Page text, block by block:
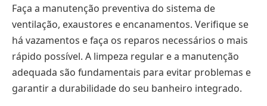
Faça a manutenção preventiva do sistema de
ventilação, exaustores e encanamentos. Verifique se
há vazamentos e faça os reparos necessários o mais
rápido possível. A limpeza regular e a manutenção
adequada são fundamentais para evitar problemas e
garantir a durabilidade do seu banheiro integrado.